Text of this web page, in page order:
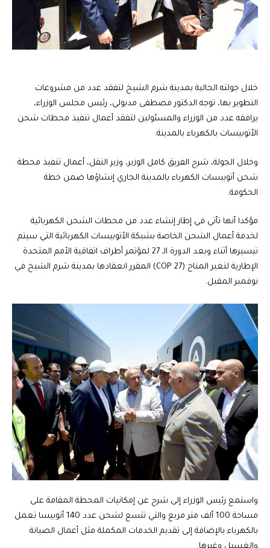
خلال جولته الحالية بمدينة شرم الشيخ لتفقد عدد من مشروعات
التطوير بها، توجه الدكتور مصطفى مدبولي، رئيس مجلس الوزراء،
يرافقه عدد من الوزراء والمسئولين لتفقد أعمال تنفيذ محطات شحن
الأتوبيسات بالكهرباء بالمدينة.
وخلال الجولة، شرح الفريق كامل الوزير، وزير النقل، أعمال تنفيذ محطة
شحن أتوبيسات الكهرباء بالمدينة الجاري إنشاؤها ضمن خطة
الحكومة.
مؤكدا أنها تأتي في إطار إنشاء عدد من محطات الشحن الكهربائية
لخدمة أعمال الشحن الخاصة بشبكة الأتوبيسات الكهربائية التي سيتم
تيسيرها أثناء وبعد الدورة الـ 27 لمؤتمر أطراف اتفاقية الأمم المتحدة
الإطارية لتغير المناخ (COP 27) المقرر انعقادها بمدينة شرم الشيخ في
نوفمبر المقبل.
واستمع رئيس الوزراء إلى شرح عن إمكانيات المحطة المقامة على
مساحة 100 ألف متر مربع والتي تتسع لشحن عدد 140 أتوبيسا تعمل
بالكهرباء بالإضافة إلى تقديم الخدمات المكملة مثل أعمال الصيانة